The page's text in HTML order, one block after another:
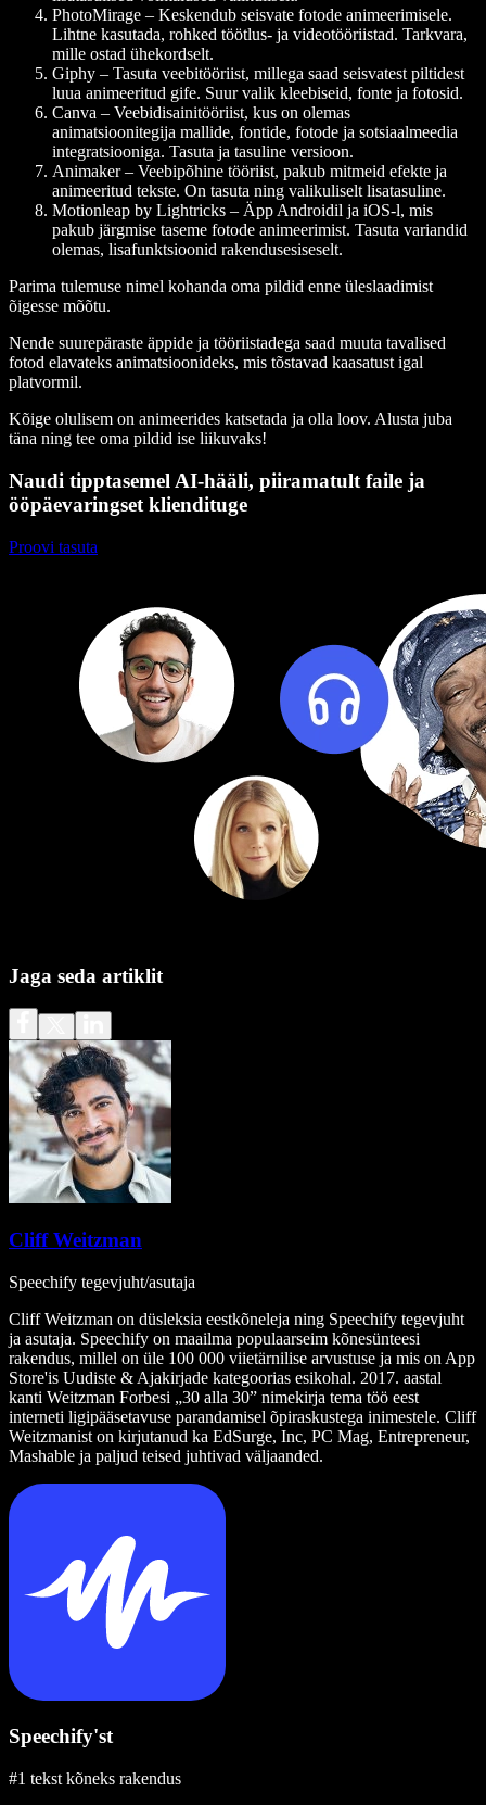
PhotoMirage – Keskendub seisvate fotode animeerimisele.
Lihtne kasutada, rohked töötlus- ja videotööriistad. Tarkvara,
mille ostad ühekordselt.
Giphy – Tasuta veebitööriist, millega saad seisvatest piltidest
luua animeeritud gife. Suur valik kleebiseid, fonte ja fotosid.
Canva – Veebidisainitööriist, kus on olemas
animatsioonitegija mallide, fontide, fotode ja sotsiaalmeedia
integratsiooniga. Tasuta ja tasuline versioon.
Animaker– Veebipõhine tööriist, pakub mitmeid efekte ja
animeeritud tekste. On tasuta ning valikuliselt lisatasuline.
Motionleap by Lightricks – Äpp Androidil ja iOS-l, mis
pakub järgmise taseme fotode animeerimist. Tasuta variandid
olemas, lisafunktsioonid rakendusesiseselt.
Parima tulemuse nimel kohanda oma pildid enne üleslaadimist
õigesse mõõtu.
Nende suurepäraste äppide ja tööriistadega saad muuta tavalised
fotod elavateks animatsioonideks, mis tõstavad kaasatust igal
platvormil.
Kõige olulisem on animeerides katsetada ja olla loov. Alusta juba
täna ning tee oma pildid ise liikuvaks!
Naudi tipptasemel AI-hääli, piiramatult faile ja
ööpäevaringset kliendituge
Proovi tasuta
Jaga seda artiklit
Cliff Weitzman
Speechify tegevjuht/asutaja
Cliff Weitzman on düsleksia eestkõneleja ning Speechify tegevjuht
ja asutaja. Speechify on maailma populaarseim kõnesünteesi
rakendus, millel on üle 100 000 viietärnilise arvustuse ja mis on App
Store'is Uudiste & Ajakirjade kategoorias esikohal. 2017. aastal
kanti Weitzman Forbesi „30 alla 30” nimekirja tema töö eest
interneti ligipääsetavuse parandamisel õpiraskustega inimestele. Cliff
Weitzmanist on kirjutanud ka EdSurge, Inc, PC Mag, Entrepreneur,
Mashable ja paljud teised juhtivad väljaanded.
Speechify'st
#1 tekst kõneks rakendus